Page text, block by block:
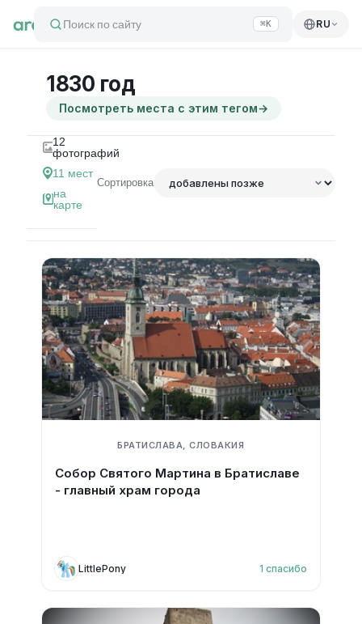
Поиск по сайту ⌘K RU
1830 год
Посмотреть места с этим тегом→
12
фотографий
11 мест
на
карте
Сортировка
БРАТИСЛАВА, СЛОВАКИЯ
Собор Святого Мартина в Братиславе
- главный храм города
LittlePony 1 спасибо